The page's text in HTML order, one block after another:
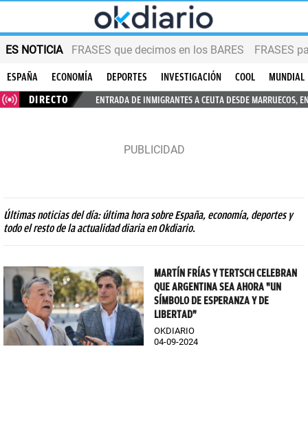
ES NOTICIA FRASES que decimos en los BARES FRASES
ESPAÑA ECONOMÍA DEPORTES INVESTIGACIÓN COOL
MUNDIAL
DIRECTO
ENTRADA DE INMIGRANTES A CEUTA DESDE MARRUECOS,
Últimas noticias del día: última hora sobre España, economía, deportes y
todo el resto de la actualidad diaria en Okdiario.
MARTÍN FRÍAS Y TERTSCH CELEBRAN
QUE ARGENTINA SEA AHORA "UN
SÍMBOLO DE ESPERANZA Y DE
LIBERTAD"
OKDIARIO
04-09-2024